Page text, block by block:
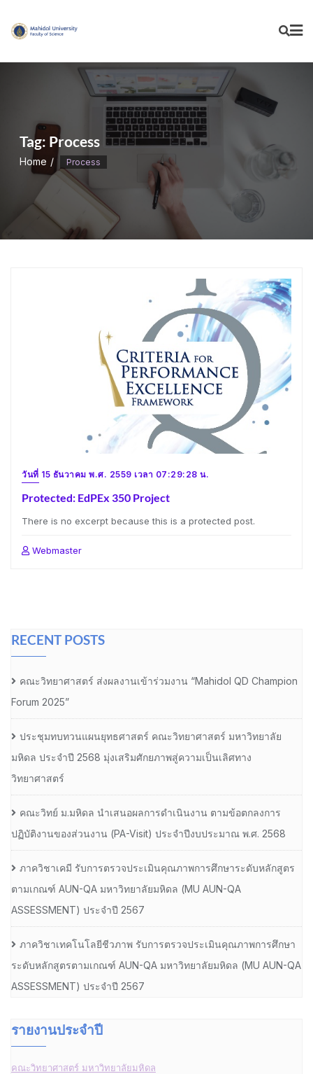
content
Tag: Process
Home Process
วันที่ 15 ธันวาคม พ.ศ. 2559 เวลา 07:29:28 น.
Protected: EdPEx 350 Project
There is no excerpt because this is a protected post.
Webmaster
RECENT POSTS
คณะวิทยาศาสตร์ ส่งผลงานเข้าร่วมงาน “Mahidol QD Champion
Forum 2025”
ประชุมทบทวนแผนยุทธศาสตร์ คณะวิทยาศาสตร์ มหาวิทยาลัย
มหิดล ประจำปี 2568 มุ่งเสริมศักยภาพสู่ความเป็นเลิศทาง
วิทยาศาสตร์
คณะวิทย์ ม.มหิดล นำเสนอผลการดำเนินงาน ตามข้อตกลงการ
ปฏิบัติงานของส่วนงาน (PA-Visit) ประจำปีงบประมาณ พ.ศ. 2568
ภาควิชาเคมี รับการตรวจประเมินคุณภาพการศึกษาระดับหลักสูตร
ตามเกณฑ์ AUN-QA มหาวิทยาลัยมหิดล (MU AUN-QA
ASSESSMENT) ประจำปี 2567
ภาควิชาเทคโนโลยีชีวภาพ รับการตรวจประเมินคุณภาพการศึกษา
ระดับหลักสูตรตามเกณฑ์ AUN-QA มหาวิทยาลัยมหิดล (MU AUN-QA
ASSESSMENT) ประจำปี 2567
รายงานประจำปี
คณะวิทยาศาสตร์ มหาวิทยาลัยมหิดล